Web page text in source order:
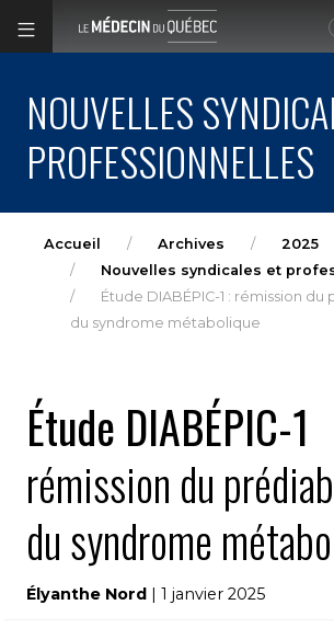
NOUVELLES
PROFESSIONNELLES
Accueil Archives 2025
Nouvelles syndicales et
Étude DIABÉPIC-1 : rémission
du syndrome métabolique
Étude DIABÉPIC-1
rémission du
du syndrome
Élyanthe Nord | 1 janvier 2025